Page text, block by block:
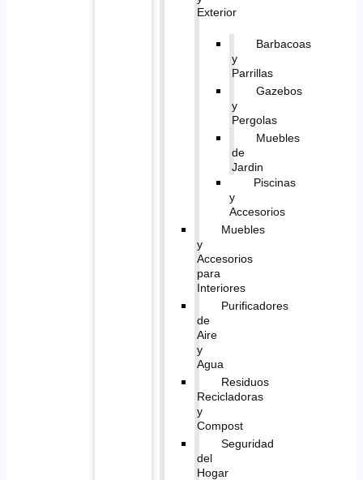
Exterior
Barbacoas
y
Parrillas
Gazebos
y
Pergolas
Muebles
de
Jardin
Piscinas
y
Accesorios
Muebles
y
Accesorios
para
Interiores
Purificadores
de
Aire
y
Agua
Residuos
Recicladoras
y
Compost
Seguridad
del
Hogar